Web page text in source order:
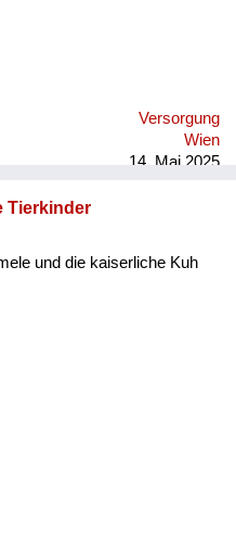
Versorgung
Wien
14. Mai 2025
Tierkinder
und die kaiserliche Kuh